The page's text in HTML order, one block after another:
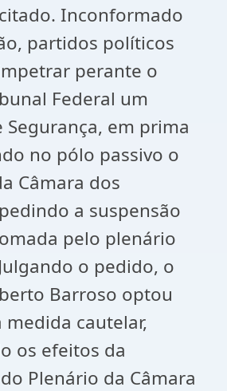
Inconformado
partidos políticos
perante o
Federal um
Segurança, em prima
no pólo passivo o
Câmara dos
a suspensão
pelo plenário
o pedido, o
Barroso optou
cautelar,
os efeitos da
Plenário da Câmara